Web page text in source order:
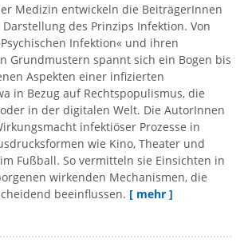
Medizin entwickeln die BeiträgerInnen
des Prinzips Infektion. Von
Infektion« und ihren
Grundmustern spannt sich ein Bogen bis
Aspekten einer infizierten
in Bezug auf Rechtspopulismus, die
in der digitalen Welt. Die AutorInnen
infektiöser Prozesse in
wie Kino, Theater und
Fußball. So vermitteln sie Einsichten in
wirkenden Mechanismen, die
beeinflussen. [ mehr ]